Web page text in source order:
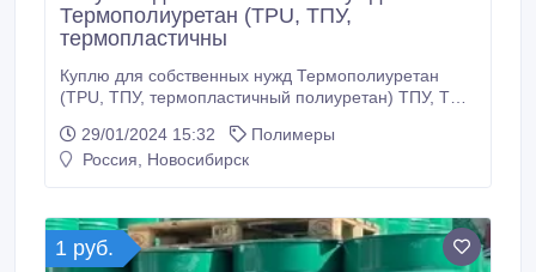
Термополиуретан (TPU, ТПУ,
термопластичны
Куплю для собственных нужд Термополиуретан
(TPU, ТПУ, термопластичный полиуретан) ТПУ, ТЭП
отходы пленки, Куплю термоэластопласт, отходы
ТЭП обувного, отходы ТЭП кабельного
S-EB-S, .
29/01/2024 15:32
Полимеры
Россия, Новосибирск
1 руб.